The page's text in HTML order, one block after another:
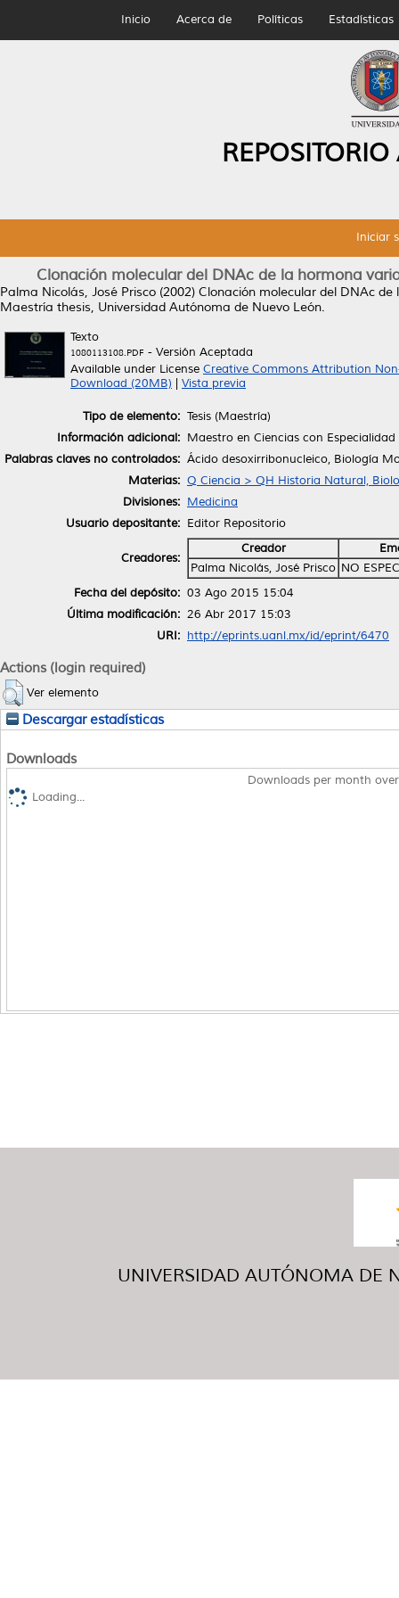
Inicio Acerca de Políticas Estadísticas
Iniciar
Clonación molecular del DNAc de la hormona
Palma Nicolás, José Prisco (2002) Clonación molecular del DNAc
Maestría thesis, Universidad Autónoma de Nuevo León.
Texto
1080113108.PDF - Versión Aceptada
Available under License Creative Commons Attribution
Download (20MB)
Vista previa
Tipo de elemento: Tesis (Maestría)
Información adicional: Maestro en Ciencias con
Palabras claves no controlados: Ácido desoxirribonucleico, Biología
Materias: Q Ciencia > QH Historia Natural,
Divisiones: Medicina
Usuario depositante: Editor Repositorio
Creadores:
Creador
Palma Nicolás, José Prisco NO
Fecha del depósito: 03 Ago 2015 15:04
Última modificación: 26 Abr 2017 15:03
URI: http://eprints.uanl.mx/id/eprint/6470
Actions (login required)
Ver elemento
Descargar estadísticas
Downloads
Downloads per month
Loading...
UNIVERSIDAD AUTÓNOMA DE